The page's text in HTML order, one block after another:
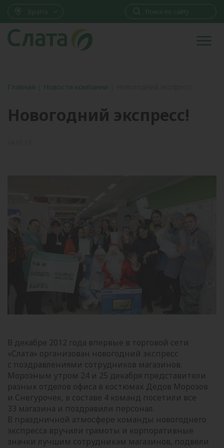
Братск
Главная Новости компании
Новогодний экспресс!
В декабре 2012 года впервые в торговой сети
«Слата» организован новогодний экспресс
с поздравлениями сотрудников магазинов.
Морозным утром 24 и 25 декабря представители
разных отделов офиса в костюмах Дедов Морозов
и Снегурочек, в составе 4 команд посетили все
33 магазина и поздравили персонал.
В праздничной атмосфере команды новогоднего
экспресса вручили грамоты и корпоративные
значки лучшим сотрудникам магазинов, подвели